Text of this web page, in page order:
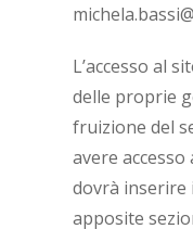
L’accesso al
delle proprie
fruizione del
avere
dovrà inserire
apposite